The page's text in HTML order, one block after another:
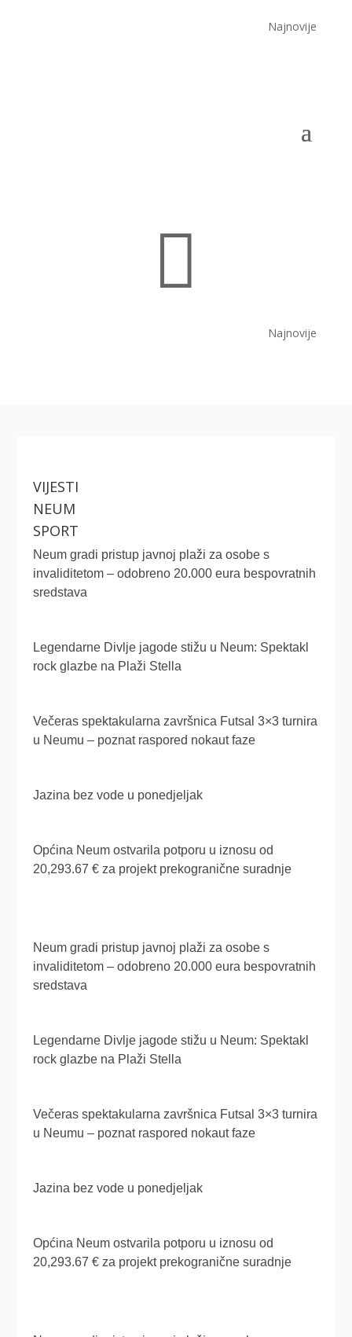
Najnovije

Najnovije
VIJESTI
NEUM
SPORT
Neum gradi pristup javnoj plaži za osobe s
invaliditetom – odobreno 20.000 eura bespovratnih
sredstava
Legendarne Divlje jagode stižu u Neum: Spektakl
rock glazbe na Plaži Stella
Večeras spektakularna završnica Futsal 3×3 turnira
u Neumu – poznat raspored nokaut faze
Jazina bez vode u ponedjeljak
Općina Neum ostvarila potporu u iznosu od
20,293.67 € za projekt prekogranične suradnje
Neum gradi pristup javnoj plaži za osobe s
invaliditetom – odobreno 20.000 eura bespovratnih
sredstava
Legendarne Divlje jagode stižu u Neum: Spektakl
rock glazbe na Plaži Stella
Večeras spektakularna završnica Futsal 3×3 turnira
u Neumu – poznat raspored nokaut faze
Jazina bez vode u ponedjeljak
Općina Neum ostvarila potporu u iznosu od
20,293.67 € za projekt prekogranične suradnje